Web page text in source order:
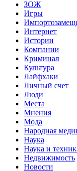
ЗОЖ
Игры
Интернет
Истории
Компании
Криминал
Культура
Лайфхаки
Личный счет
Люди
Места
Мнения
Мода
Народная
Наука
Наука и
Недвижимость
Новости